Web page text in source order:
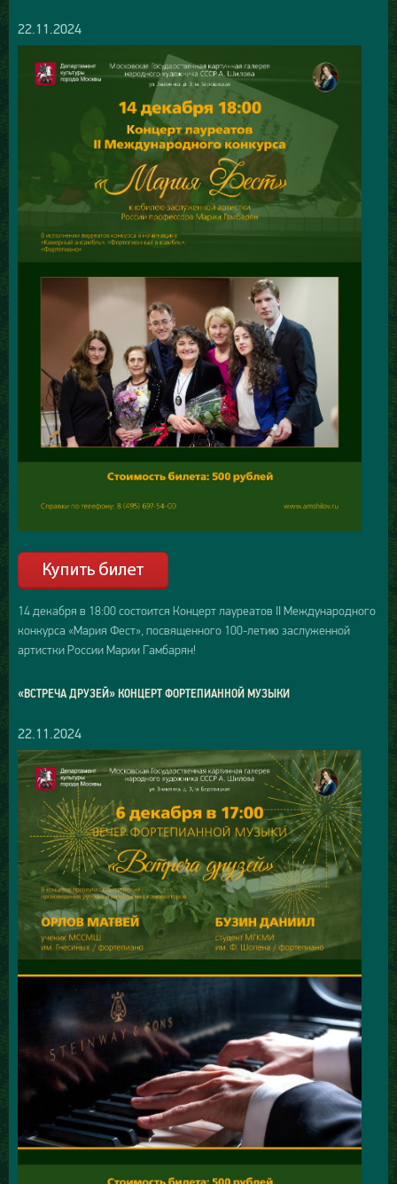
22.11.2024
14 декабря в 18:00 состоится Концерт лауреатов II Международного
конкурса «Мария Фест», посвященного 100-летию заслуженной
артистки России Марии Гамбарян!
«ВСТРЕЧА ДРУЗЕЙ» КОНЦЕРТ ФОРТЕПИАННОЙ МУЗЫКИ
22.11.2024